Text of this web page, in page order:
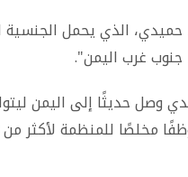
حميدي، الذي يحمل
جنوب غرب اليمن".
وصل حديثًا إلى اليمن